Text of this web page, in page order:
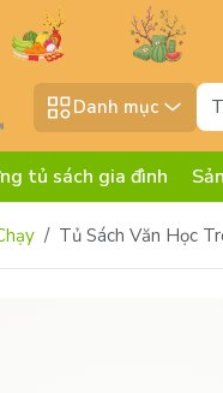
Danh mục
tủ sách gia đình
Tủ Sách Văn Học